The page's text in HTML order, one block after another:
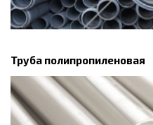
Труба полипропиленовая